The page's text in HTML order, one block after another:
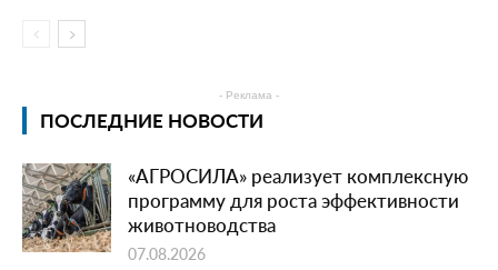
- Реклама -
ПОСЛЕДНИЕ НОВОСТИ
«АГРОСИЛА» реализует комплексную
программу для роста эффективности
животноводства
07.08.2026